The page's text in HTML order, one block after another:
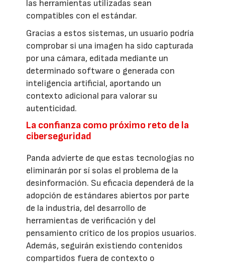
las herramientas utilizadas sean
compatibles con el estándar.
Gracias a estos sistemas, un usuario podría
comprobar si una imagen ha sido capturada
por una cámara, editada mediante un
determinado software o generada con
inteligencia artificial, aportando un
contexto adicional para valorar su
autenticidad.
La confianza como próximo reto de la
ciberseguridad
Panda advierte de que estas tecnologías no
eliminarán por sí solas el problema de la
desinformación. Su eficacia dependerá de la
adopción de estándares abiertos por parte
de la industria, del desarrollo de
herramientas de verificación y del
pensamiento crítico de los propios usuarios.
Además, seguirán existiendo contenidos
compartidos fuera de contexto o